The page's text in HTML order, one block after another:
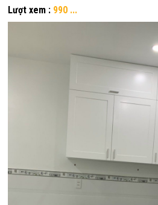
Lượt xem : 990 ...